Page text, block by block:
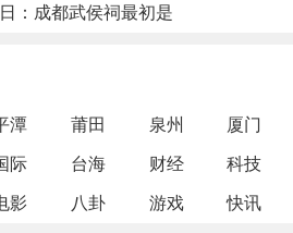
：成都武侯祠最初是
潭 莆田 泉州 厦门
际 台海 财经 科技
影 八卦 游戏 快讯